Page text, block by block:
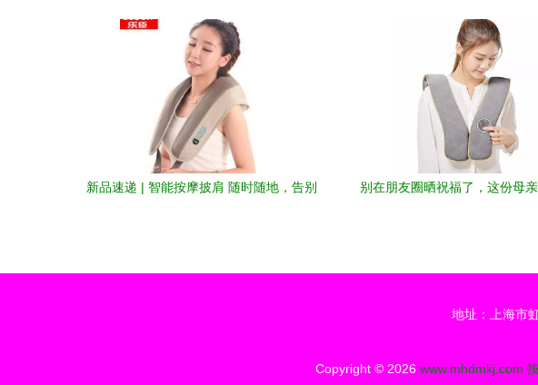
新品速递 | 智能按摩披肩 随时随地，告别
别在朋友圈晒祝福了，这份母
地址：上海市
Copyright © 2026 www.mhdmkj.com